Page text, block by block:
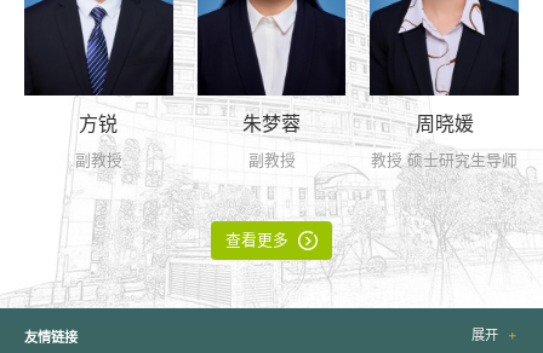
方锐
副教授
朱梦蓉
副教授
周晓媛
教授 硕士研究生导师
查看更多 
友情链接 展开 